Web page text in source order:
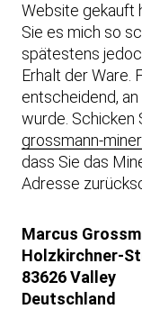
Website gekauft
Sie es mich so
spätestens
Erhalt der Ware.
entscheidend,
wurde. Schicken
grossmann-
dass Sie das
Adresse
Marcus
Holzkirchner-
83626 Valley
Deutschland